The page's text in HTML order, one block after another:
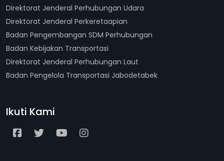
Direktorat Jenderal Perhubungan Udara
Direktorat Jenderal Perkeretaapian
Badan Pengembangan SDM Perhubungan
Badan Kebijakan Transportasi
Direktorat Jenderal Perhubungan Laut
Badan Pengelola Transportasi Jabodetabek
Ikuti Kami